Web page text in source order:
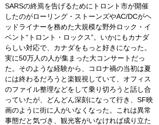
SARSの終焉を告げるためにトロント市が開催
したのがローリング・ストーンズやAC/DCがヘ
ッドライナーを務めた大規模な野外ロック・イ
ベント“トロント・ロックス”。いかにもカナダ
らしい対応で、カナダをもっと好きになった。
実に50万人の人が集まった大コンサートだっ
た。そのような経験から、コロナ禍の当初は夏
には終わるだろうと楽観視していて、オフィス
のファイル整理などをして乗り切ろうと話し合
っていたが、どんどん深刻になって行き、SF映
画のように街に人がいなくなった。これは異常
事態だと気づき、観光客がいなければ成り立た